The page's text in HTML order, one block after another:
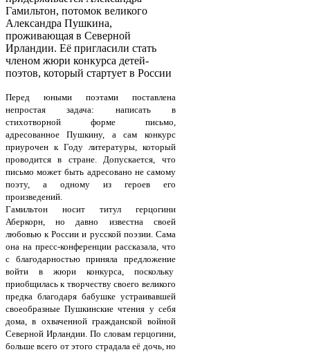
Гамильтон, потомок великого
Александра Пушкина,
проживающая в Северной
Ирландии. Её пригласили стать
членом жюри конкурса детей-
поэтов, который стартует в России
Перед юными поэтами поставлена
непростая задача: написать в
стихотворной форме письмо,
адресованное Пушкину, а сам конкурс
приурочен к Году литературы, который
проводится в стране. Допускается, что
письмо может быть адресовано не самому
поэту, а одному из героев его
произведений.
Гамильтон носит титул герцогини
Аберкорн, но давно известна своей
любовью к России и русской поэзии. Сама
она на пресс-конференции рассказала, что
с благодарностью приняла предложение
войти в жюри конкурса, поскольку
приобщилась к творчеству своего великого
предка благодаря бабушке устраивавшей
своеобразные Пушкинские чтения у себя
дома, в охваченной гражданской войной
Северной Ирландии. По словам герцогини,
больше всего от этого страдала её дочь, но